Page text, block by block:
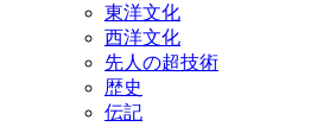
東洋文化
西洋文化
先人の超技術
歴史
伝記